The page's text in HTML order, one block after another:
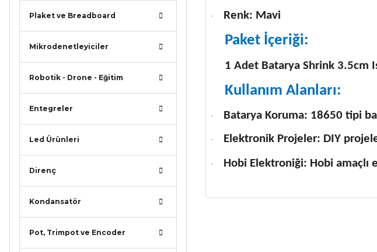
Plaket ve Breadboard
Mikrodenetleyiciler
Robotik - Drone - Eğitim
Entegreler
Led Ürünleri
Direnç
Kondansatör
Pot, Trimpot ve Encoder
· Renk: Mavi
Paket İçeriği:
1 Adet Batarya Shrink 3.5cm
Kullanım Alanları:
· Batarya Koruma: 18650 tipi
· Elektronik Projeler: DIY
· Hobi Elektroniği: Hobi